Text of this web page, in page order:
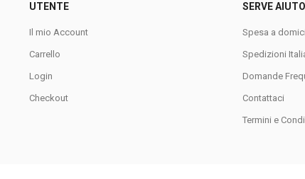
UTENTE
Il mio Account
Carrello
Login
Checkout
SERVE
Spesa a
Spedizioni
Domande
Contattaci
Termini e